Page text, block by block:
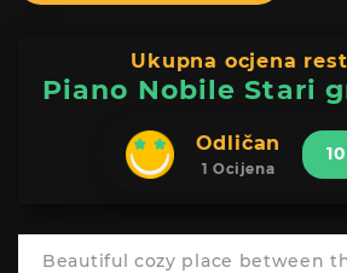
Ukupna ocjena
Piano Nobile Stari
Odličan
1 Ocijena
Beautiful cozy place between